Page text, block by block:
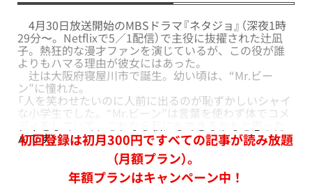
4月30日放送開始のMBSドラマ『ネタジョ』（深夜1時
29分〜。Netflixで5／1配信）で主役に抜擢された辻凪
子。熱狂的な漫才ファンを演じているが、この役が誰
よりもハマる理由が彼女にはあった。
辻は大阪府寝屋川市で誕生。幼い頃は、“Mr.ビー
ン”に憧れた。
「人を笑わせたいのに人前に出るのが恥ずかしいシャイ
な小学生でした。“Mr.ビーン”は言葉を使わず体でコメ
んです」
初回登録は初月300円ですべての記事が読み放題
（月額プラン）。
年額プランはキャンペーン中！